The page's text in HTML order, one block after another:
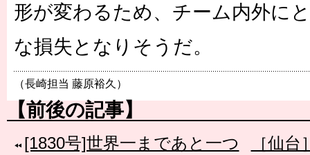
形が変わるため、チーム内外に
な損失となりそうだ。
（長崎担当 藤原裕久）
【前後の記事】
[1830号]世界一まであと一つ
［仙